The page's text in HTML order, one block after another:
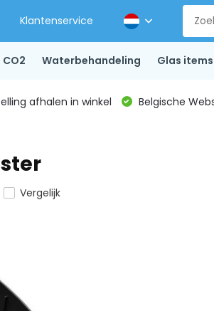
Klantenservice
CO2 Waterbehandeling Glas items
afhalen in winkel Belgische
Vergelijk